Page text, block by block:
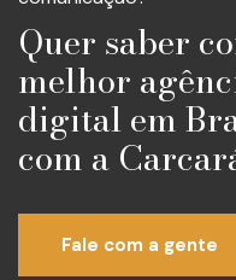
Quer saber
melhor
digital em
com a
Fale com a gente